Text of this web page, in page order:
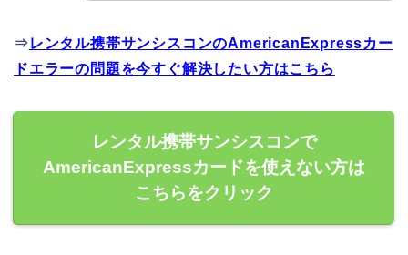
⇒ レンタル携帯サンシスコンのAmericanExpressカー
ドエラーの問題を今すぐ解決したい方はこちら
レンタル携帯サンシスコンで
AmericanExpressカードを使えない方は
こちらをクリック